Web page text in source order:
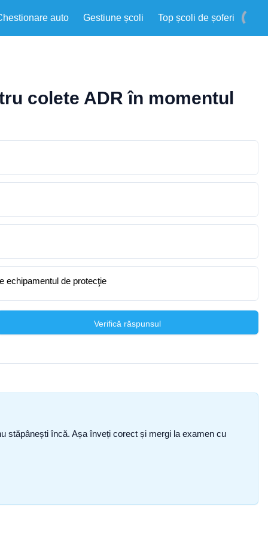
auto Gestiune școli Top școli de șoferi
colete ADR în momentul
echipamentul de protecţie
Verifică răspunsul
stăpânești încă. Așa înveți corect și mergi la examen cu